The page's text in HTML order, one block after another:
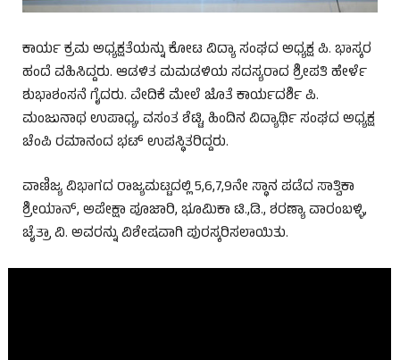
ಕಾರ್ಯ ಕ್ರಮ ಅಧ್ಯಕ್ಷತೆಯನ್ನು ಕೋಟ ವಿದ್ಯಾ ಸಂಘದ ಅಧ್ಯಕ್ಷ ಪಿ. ಭಾಸ್ಕರ
ಹಂದೆ ವಹಿಸಿದ್ದರು. ಆಡಳಿತ ಮಮಡಳಿಯ ಸದಸ್ಯರಾದ ಶ್ರೀಪತಿ ಹೇರ್ಳೆ
ಶುಭಾಶಂಸನೆ ಗೈದರು. ವೇದಿಕೆ ಮೇಲೆ ಜೊತೆ ಕಾರ್ಯದರ್ಶಿ ಪಿ.
ಮಂಜುನಾಥ ಉಪಾಧ್ಯ, ವಸಂತ ಶೆಟ್ಟಿ, ಹಿಂದಿನ ವಿದ್ಯಾರ್ಥಿ ಸಂಘದ ಅಧ್ಯಕ್ಷ
ಚೆಂಪಿ ರಮಾನಂದ ಭಟ್ ಉಪಸ್ಥಿತರಿದ್ದರು.
ವಾಣಿಜ್ಯ ವಿಭಾಗದ ರಾಜ್ಯಮಟ್ಟದಲ್ಲಿ 5,6,7,9ನೇ ಸ್ಥಾನ ಪಡೆದ ಸಾತ್ವಿಕಾ
ಶ್ರೀಯಾನ್, ಅಪೇಕ್ಷಾ ಪೂಜಾರಿ, ಭೂಮಿಕಾ ಟಿ.,ಡಿ., ಶರಣ್ಯಾ ವಾರಂಬಳ್ಳಿ,
ಚೈತ್ರಾ ವಿ. ಅವರನ್ನು ವಿಶೇಷವಾಗಿ ಪುರಸ್ಕರಿಸಲಾಯಿತು.